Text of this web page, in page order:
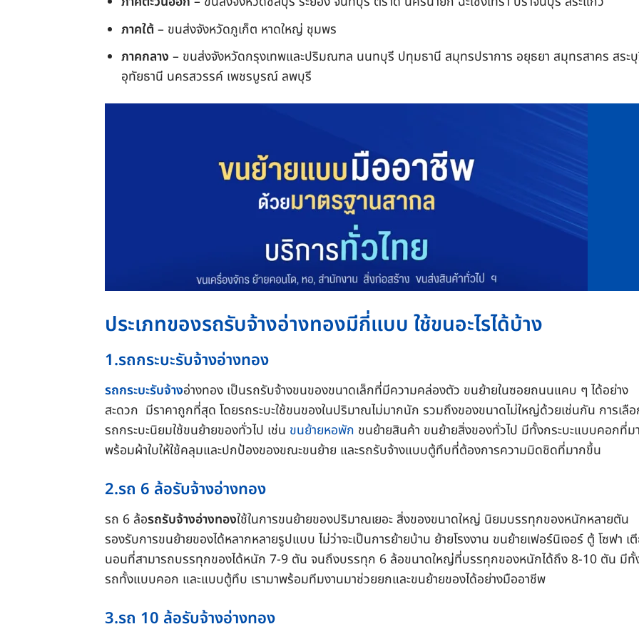
ภาคใต้ – ขนส่งจังหวัดภูเก็ต หาดใหญ่ ชุมพร
ภาคกลาง – ขนส่งจังหวัดกรุงเทพและปริมณฑล นนทบุรี ปทุมธานี สมุทรปราการ อยุธยา สมุทรสาคร สระ
อุทัยธานี นครสวรรค์ เพชรบูรณ์ ลพบุรี
ประเภทของรถรับจ้างอ่างทองมีกี่แบบ ใช้ขนอะไรได้บ้าง
1.รถกระบะรับจ้างอ่างทอง
รถกระบะรับจ้างอ่างทอง เป็นรถรับจ้างขนของขนาดเล็กที่มีความคล่องตัว ขนย้ายในซอยถนนแคบ ๆ ได้อย่าง
สะดวก มีราคาถูกที่สุด โดยรถระบะใช้ขนของในปริมาณไม่มากนัก รวมถึงของขนาดไม่ใหญ่ด้วยเช่นกัน การเลื
รถกระบะนิยมใช้ขนย้ายของทั่วไป เช่น ขนย้ายหอพัก ขนย้ายสินค้า ขนย้ายสิ่งของทั่วไป มีทั้งกระบะแบบคอกที่ม
พร้อมผ้าใบให้ใช้คลุมและปกป้องของขณะขนย้าย และรถรับจ้างแบบตู้ทึบที่ต้องการความมิดชิดที่มากขึ้น
2.รถ 6 ล้อรับจ้างอ่างทอง
รถ 6 ล้อรถรับจ้างอ่างทองใช้ในการขนย้ายของปริมาณเยอะ สิ่งของขนาดใหญ่ นิยมบรรทุกของหนักหลายตัน
รองรับการขนย้ายของได้หลากหลายรูปแบบ ไม่ว่าจะเป็นการย้ายบ้าน ย้ายโรงงาน ขนย้ายเฟอร์นิเจอร์ ตู้ โซฟา เ
นอนที่สามารถบรรทุกของได้หนัก 7-9 ตัน จนถึงบรรทุก 6 ล้อขนาดใหญ่ที่บรรทุกของหนักได้ถึง 8-10 ตัน มีทั้
รถทั้งแบบคอก และแบบตู้ทึบ เรามาพร้อมทีมงานมาช่วยยกและขนย้ายของได้อย่างมืออาชีพ
3.รถ 10 ล้อรับจ้างอ่างทอง